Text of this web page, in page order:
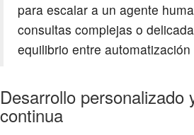
para escalar a un agente
consultas complejas o
equilibrio entre
Desarrollo personalizado
continua